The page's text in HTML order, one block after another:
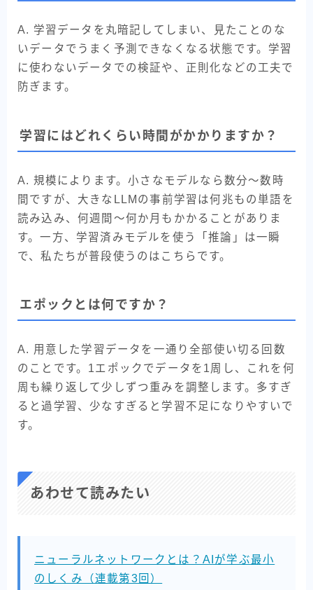
A. 学習データを丸暗記してしまい、見たことのな
いデータでうまく予測できなくなる状態です。学習
に使わないデータでの検証や、正則化などの工夫で
防ぎます。
学習にはどれくらい時間がかかりますか？
A. 規模によります。小さなモデルなら数分〜数時
間ですが、大きなLLMの事前学習は何兆もの単語を
読み込み、何週間〜何か月もかかることがありま
す。一方、学習済みモデルを使う「推論」は一瞬
で、私たちが普段使うのはこちらです。
エポックとは何ですか？
A. 用意した学習データを一通り全部使い切る回数
のことです。1エポックでデータを1周し、これを何
周も繰り返して少しずつ重みを調整します。多すぎ
ると過学習、少なすぎると学習不足になりやすいで
す。
あわせて読みたい
ニューラルネットワークとは？AIが学ぶ最小
のしくみ（連載第3回）